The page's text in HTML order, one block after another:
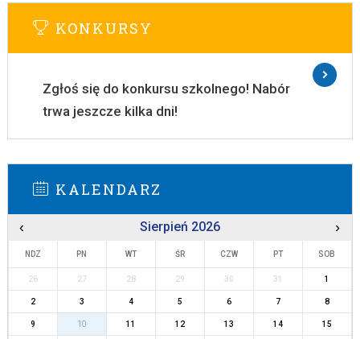
KONKURSY
Zgłoś się do konkursu szkolnego! Nabór
trwa jeszcze kilka dni!
KALENDARZ
‹ Sierpień 2026 ›
NDZ PN WT ŚR CZW PT SOB
26 27 28 29 30 31 1
2 3 4 5 6 7 8
9 10 11 12 13 14 15